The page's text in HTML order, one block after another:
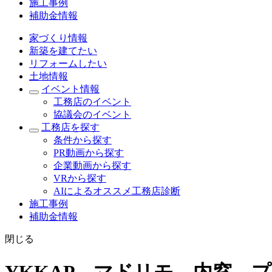
施工事例
補助金情報
家づくり情報
新築を建てたい
リフォームしたい
土地情報
イベント情報
工務店のイベント
協議会のイベント
工務店を探す
条件から探す
PR動画から探す
企業動画から探す
VRから探す
AIによるオススメ工務店診断
施工事例
補助金情報
閉じる